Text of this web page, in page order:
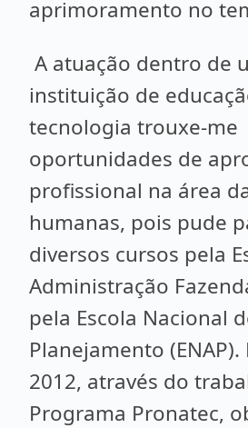
aprimoramento no
A atuação dentro de
instituição de
tecnologia trouxe-me
oportunidades de
profissional na área
humanas, pois pude
diversos cursos pela
Administração
pela Escola Nacional
Planejamento
2012, através do
Programa Pronatec,